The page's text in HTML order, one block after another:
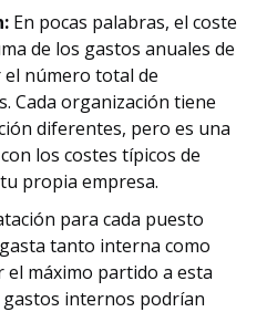
En pocas palabras, el coste
de los gastos anuales de
número total de
Cada organización tiene
diferentes, pero es una
los costes típicos de
propia empresa.
para cada puesto
tanto interna como
máximo partido a esta
internos podrían